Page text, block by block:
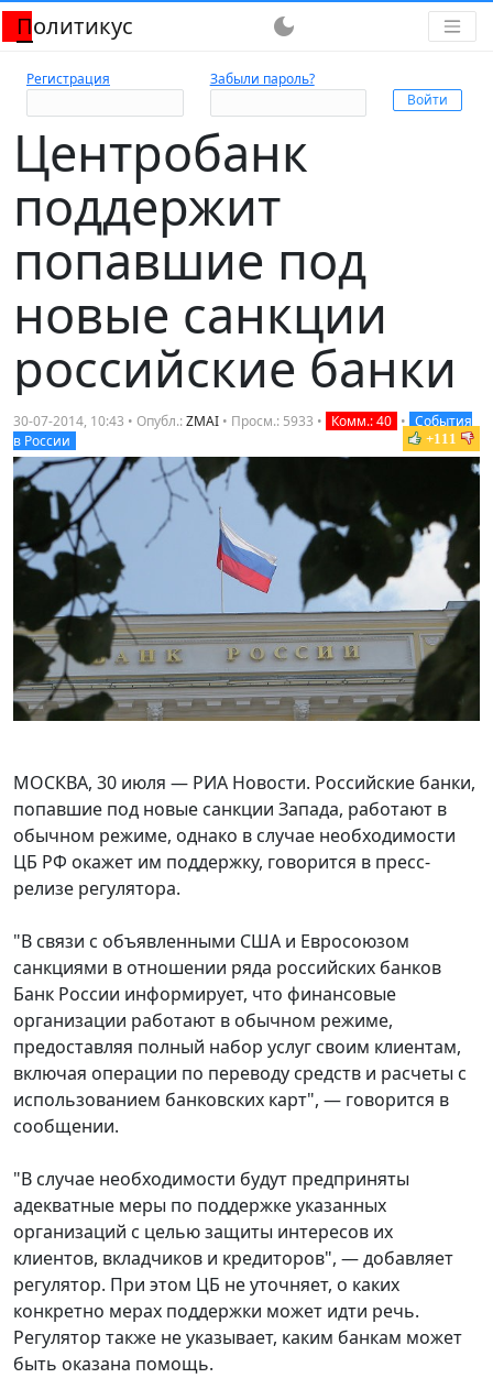
Политикус dark_mode
Регистрация Забыли пароль?
Центробанк
поддержит
попавшие под
новые санкции
российские банки
30-07-2014, 10:43 • Опубл.:ZMAI • Просм.: 5933 • Комм.: 40 • События
в России
+111
МОСКВА, 30 июля — РИА Новости. Российские банки,
попавшие под новые санкции Запада, работают в
обычном режиме, однако в случае необходимости
ЦБ РФ окажет им поддержку, говорится в пресс-
релизе регулятора.
"В связи с объявленными США и Евросоюзом
санкциями в отношении ряда российских банков
Банк России информирует, что финансовые
организации работают в обычном режиме,
предоставляя полный набор услуг своим клиентам,
включая операции по переводу средств и расчеты с
использованием банковских карт", — говорится в
сообщении.
"В случае необходимости будут предприняты
адекватные меры по поддержке указанных
организаций с целью защиты интересов их
клиентов, вкладчиков и кредиторов", — добавляет
регулятор. При этом ЦБ не уточняет, о каких
конкретно мерах поддержки может идти речь.
Регулятор также не указывает, каким банкам может
быть оказана помощь.